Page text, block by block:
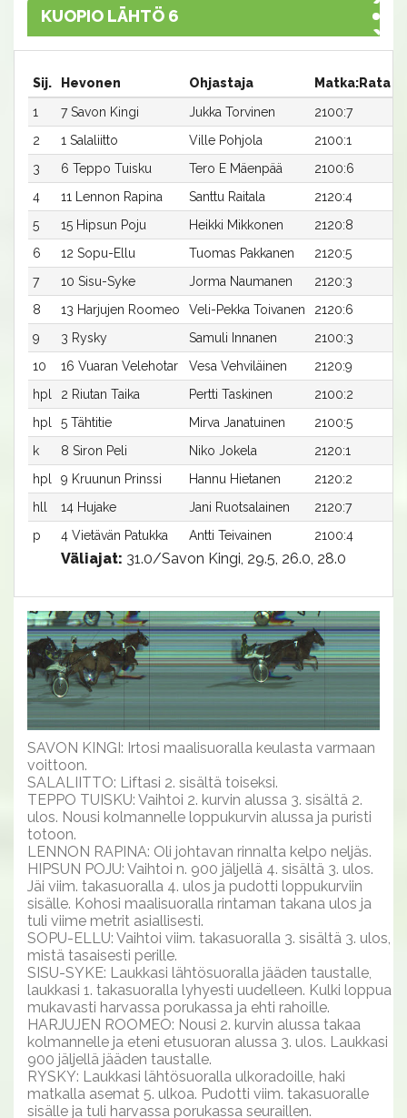
KUOPIO LÄHTÖ 6
Sij. Hevonen Ohjastaja Matka:Rata
1
7 Savon Kingi Jukka Torvinen 2100:7
2
1 Salaliitto Ville Pohjola 2100:1
3
6 Teppo Tuisku Tero E Mäenpää 2100:6
4
11 Lennon Rapina Santtu Raitala 2120:4
5
15 Hipsun Poju Heikki Mikkonen 2120:8
6
12 Sopu-Ellu Tuomas Pakkanen 2120:5
7
10 Sisu-Syke Jorma Naumanen 2120:3
8
13 Harjujen Roomeo Veli-Pekka Toivanen 2120:6
9
3 Rysky Samuli Innanen 2100:3
10
16 Vuaran Velehotar Vesa Vehviläinen 2120:9
hpl
2 Riutan Taika Pertti Taskinen 2100:2
hpl
5 Tähtitie Mirva Janatuinen 2100:5
k
8 Siron Peli Niko Jokela 2120:1
hpl
9 Kruunun Prinssi Hannu Hietanen 2120:2
hll
14 Hujake Jani Ruotsalainen 2120:7
p
4 Vietävän Patukka Antti Teivainen 2100:4
Väliajat: 31.0/Savon Kingi, 29.5, 26.0, 28.0
SAVON KINGI: Irtosi maalisuoralla keulasta varmaan
voittoon.
SALALIITTO: Liftasi 2. sisältä toiseksi.
TEPPO TUISKU: Vaihtoi 2. kurvin alussa 3. sisältä 2.
ulos. Nousi kolmannelle loppukurvin alussa ja puristi
totoon.
LENNON RAPINA: Oli johtavan rinnalta kelpo neljäs.
HIPSUN POJU: Vaihtoi n. 900 jäljellä 4. sisältä 3. ulos.
Jäi viim. takasuoralla 4. ulos ja pudotti loppukurviin
sisälle. Kohosi maalisuoralla rintaman takana ulos ja
tuli viime metrit asiallisesti.
SOPU-ELLU: Vaihtoi viim. takasuoralla 3. sisältä 3. ulos,
mistä tasaisesti perille.
SISU-SYKE: Laukkasi lähtösuoralla jääden taustalle,
laukkasi 1. takasuoralla lyhyesti uudelleen. Kulki loppua
mukavasti harvassa porukassa ja ehti rahoille.
HARJUJEN ROOMEO: Nousi 2. kurvin alussa takaa
kolmannelle ja eteni etusuoran alussa 3. ulos. Laukkasi
900 jäljellä jääden taustalle.
RYSKY: Laukkasi lähtösuoralla ulkoradoille, haki
matkalla asemat 5. ulkoa. Pudotti viim. takasuoralle
sisälle ja tuli harvassa porukassa seuraillen.